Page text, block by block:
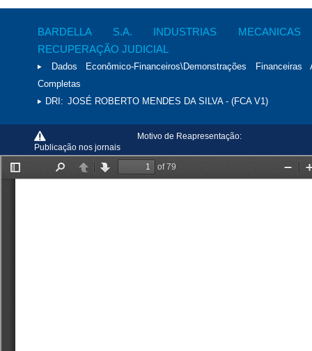
BARDELLA S.A. INDUSTRIAS
RECUPERAÇÃO JUDICIAL
Dados Econômico-Financeiros\Demonstrações Financeiras
Completas
DRI: JOSÉ ROBERTO MENDES DA SILVA - (FCA V1)
Motivo de Reapresentação:
Publicação nos jornais